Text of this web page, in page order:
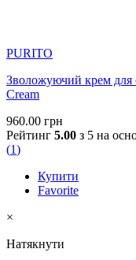
PURITO
Зволожуючий крем для
Cream
960.00 грн
Рейтинг 5.00 з 5 на
(1)
Купити
Favorite
×
Натякнути